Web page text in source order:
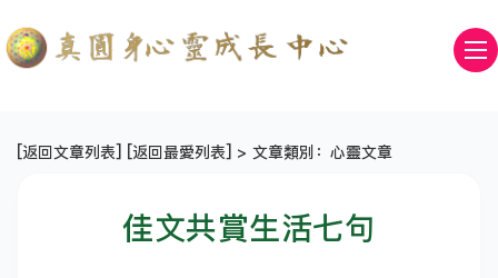
[返回文章列表] [返回最愛列表] > 文章類別：心靈文章
佳文共賞生活七句